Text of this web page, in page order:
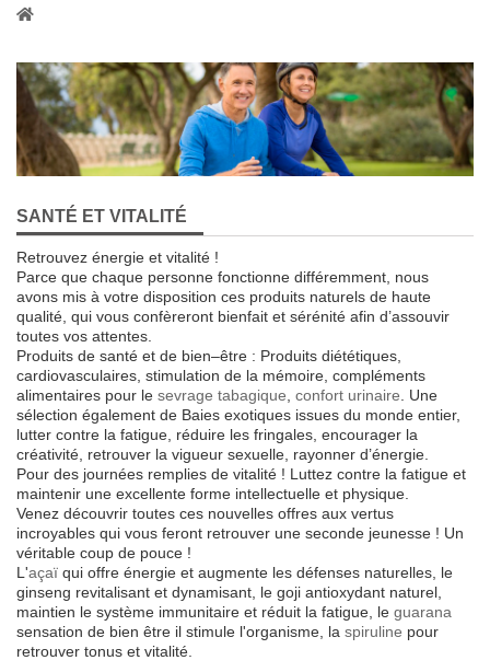
SANTÉ ET VITALITÉ
Retrouvez énergie et vitalité !
Parce que chaque personne fonctionne différemment, nous
avons mis à votre disposition ces produits naturels de haute
qualité, qui vous confèreront bienfait et sérénité afin d’assouvir
toutes vos attentes.
Produits de santé et de bien–être : Produits diététiques,
cardiovasculaires, stimulation de la mémoire, compléments
alimentaires pour le sevrage tabagique confort urinaire . Une
sélection également de Baies exotiques issues du monde entier,
lutter contre la fatigue, réduire les fringales, encourager la
créativité, retrouver la vigueur sexuelle, rayonner d’énergie.
Pour des journées remplies de vitalité ! Luttez contre la fatigue et
maintenir une excellente forme intellectuelle et physique.
Venez découvrir toutes ces nouvelles offres aux vertus
incroyables qui vous feront retrouver une seconde jeunesse ! Un
véritable coup de pouce !
L'açaï qui offre énergie et augmente les défenses naturelles, le
ginseng revitalisant et dynamisant, le goji antioxydant naturel,
maintien le système immunitaire et réduit la fatigue, le guarana
sensation de bien être il stimule l'organisme, la spiruline pour
retrouver tonus et vitalité.